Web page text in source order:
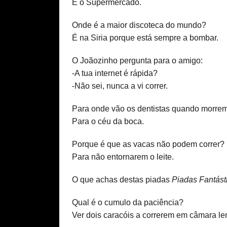
É o Supermercado.
Onde é a maior discoteca do mundo?
É na Siria porque está sempre a bombar.
O Joãozinho pergunta para o amigo:
-A tua internet é rápida?
-Não sei, nunca a vi correr.
Para onde vão os dentistas quando
Para o céu da boca.
Porque é que as vacas não podem correr?
Para não entornarem o leite.
O que achas destas piadas Piadas
Qual é o cumulo da paciência?
Ver dois caracóis a correrem em câmara